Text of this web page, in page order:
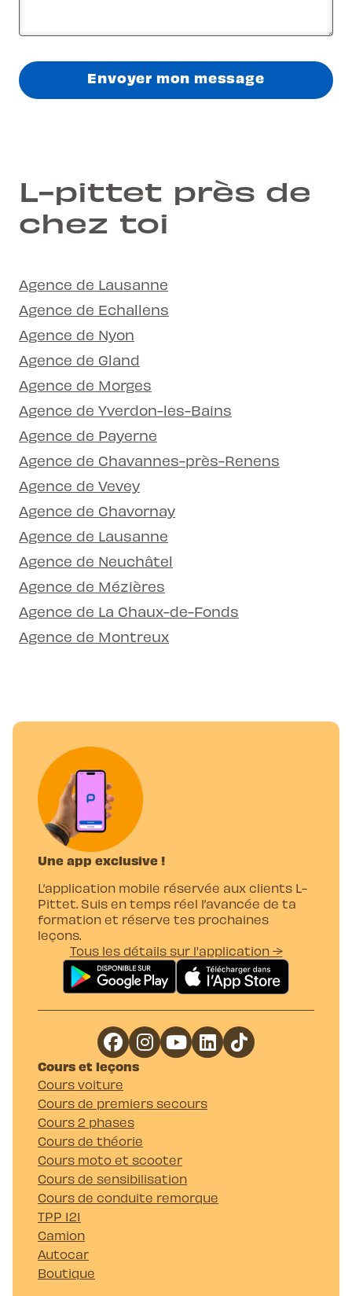
Envoyer mon message
L-pittet près de
chez toi
Agence de Lausanne
Agence de Echallens
Agence de Nyon
Agence de Gland
Agence de Morges
Agence de Yverdon-les-Bains
Agence de Payerne
Agence de Chavannes-près-Renens
Agence de Vevey
Agence de Chavornay
Agence de Lausanne
Agence de Neuchâtel
Agence de Mézières
Agence de La Chaux-de-Fonds
Agence de Montreux
Une app exclusive !
L’application mobile réservée aux clients L-
Pittet. Suis en temps réel l’avancée de ta
formation et réserve tes prochaines
leçons.
Tous les détails sur l'application →
Cours et leçons
Cours voiture
Cours de premiers secours
Cours 2 phases
Cours de théorie
Cours moto et scooter
Cours de sensibilisation
Cours de conduite remorque
TPP 121
Camion
Autocar
Boutique